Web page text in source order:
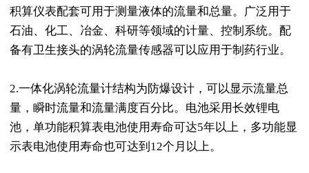
积算仪表配套可用于测量液体的流量和总量。广泛用于
石油、化工、冶金、科研等领域的计量、控制系统。配
备有卫生接头的涡轮流量传感器可以应用于制药行业。
2.一体化涡轮流量计结构为防爆设计，可以显示流量总
量，瞬时流量和流量满度百分比。电池采用长效锂电
池，单功能积算表电池使用寿命可达5年以上，多功能显
示表电池使用寿命也可达到12个月以上。